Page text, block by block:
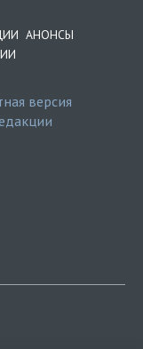
АНОНСЫ
версия